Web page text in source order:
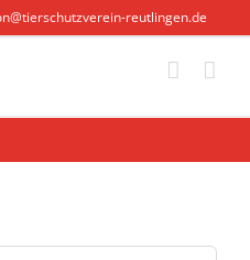
reutlingen.de